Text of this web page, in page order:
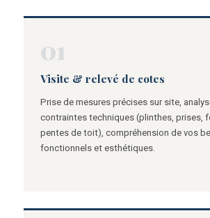
01
Visite & relevé de cotes
Prise de mesures précises sur site,
contraintes techniques (plinthes, prises,
pentes de toit), compréhension de vos
fonctionnels et esthétiques.